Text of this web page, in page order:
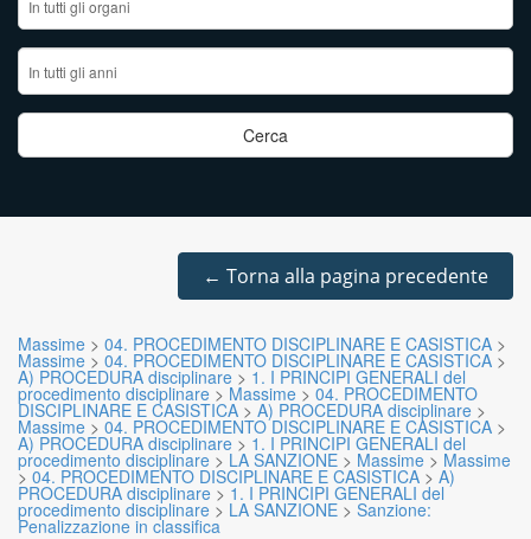
← Torna alla pagina precedente
Massime > 04. PROCEDIMENTO DISCIPLINARE E CASISTICA >
Massime > 04. PROCEDIMENTO DISCIPLINARE E CASISTICA >
A) PROCEDURA disciplinare > 1. I PRINCIPI GENERALI del
procedimento disciplinare > Massime > 04. PROCEDIMENTO
DISCIPLINARE E CASISTICA > A) PROCEDURA disciplinare >
Massime > 04. PROCEDIMENTO DISCIPLINARE E CASISTICA >
A) PROCEDURA disciplinare > 1. I PRINCIPI GENERALI del
procedimento disciplinare > LA SANZIONE > Massime > Massime
> 04. PROCEDIMENTO DISCIPLINARE E CASISTICA > A)
PROCEDURA disciplinare > 1. I PRINCIPI GENERALI del
procedimento disciplinare > LA SANZIONE > Sanzione:
Penalizzazione in classifica